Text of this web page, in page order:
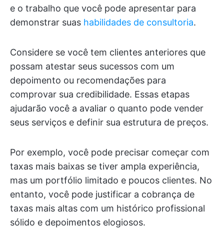
e o trabalho que você pode apresentar para
demonstrar suas habilidades de consultoria.
Considere se você tem clientes anteriores que
possam atestar seus sucessos com um
depoimento ou recomendações para
comprovar sua credibilidade. Essas etapas
ajudarão você a avaliar o quanto pode vender
seus serviços e definir sua estrutura de preços.
Por exemplo, você pode precisar começar com
taxas mais baixas se tiver ampla experiência,
mas um portfólio limitado e poucos clientes. No
entanto, você pode justificar a cobrança de
taxas mais altas com um histórico profissional
sólido e depoimentos elogiosos.